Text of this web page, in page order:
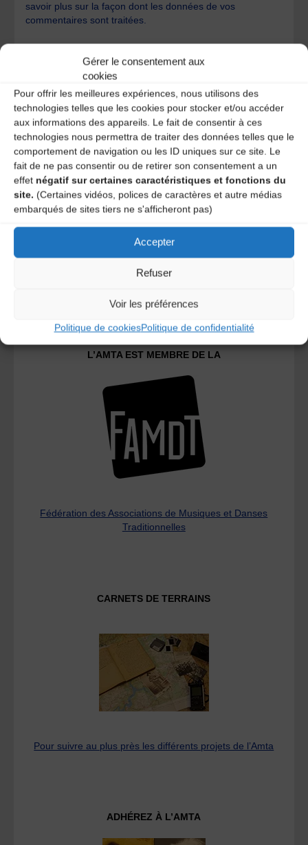
Gérer le consentement aux
cookies
Pour offrir les meilleures expériences, nous utilisons des
technologies telles que les cookies pour stocker et/ou accéder
aux informations des appareils. Le fait de consentir à ces
technologies nous permettra de traiter des données telles que le
comportement de navigation ou les ID uniques sur ce site. Le
fait de ne pas consentir ou de retirer son consentement a un
effet négatif sur certaines caractéristiques et fonctions du
site. (Certaines vidéos, polices de caractères et autre médias
embarqués de sites tiers ne s'afficheront pas)
Accepter
Refuser
Voir les préférences
Politique de cookiesPolitique de confidentialité
savoir plus sur la façon dont les données de vos
commentaires sont traitées.
A DECOUVRIR :
L’AMTA EST MEMBRE DE LA
Fédération des Associations de Musiques et Danses
Traditionnelles
CARNETS DE TERRAINS
Pour suivre au plus près les différents projets de l’Amta
ADHÉREZ À L’AMTA